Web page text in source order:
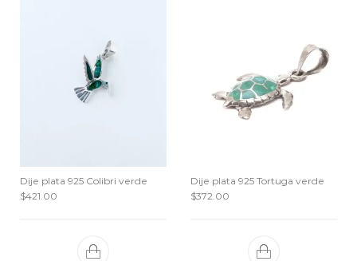
Dije plata 925 Colibri verde
$421.00
Dije plata 925 Tortuga verde
$372.00